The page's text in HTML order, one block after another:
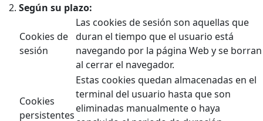
Según su plazo:
Cookies de
sesión
Las cookies de sesión son aquellas que
duran el tiempo que el usuario está
navegando por la página Web y se borran
al cerrar el navegador.
Cookies
persistentes
Estas cookies quedan almacenadas en el
terminal del usuario hasta que son
eliminadas manualmente o haya